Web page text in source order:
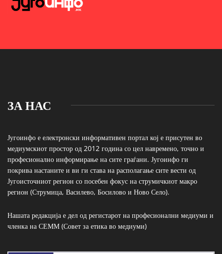
ЗА НАС
Југоинфо е електронски информативен портал кој е присутен во
медиумскиот простор од 2012 година со цел навремено, точно и
професионално информирање на сите граѓани. Југоинфо ги
покрива настаните и ви ги става на располагање сите вести од
Југоисточниот регион со посебен фокус на струмичкиот макро
регион (Струмица, Василево, Босилово и Ново Село).
Нашата редакција е дел од регистарот на професионални медиуми и
членка на СЕММ (Совет за етика во медиуми)